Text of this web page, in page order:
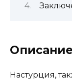
Описание
Настурция,